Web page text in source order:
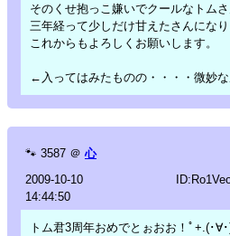
そのくせ抱っこ嫌いでクールなトムさ
三年経って少しだけ甘えたさんになり
これからもよろしくお願いします。
←入ってはみたものの・・・・微妙
🐾 3587 ＠ 心
2009-10-10
14:44:50
トム君3周年おめでとぉおお！ﾟ+.(･∀･